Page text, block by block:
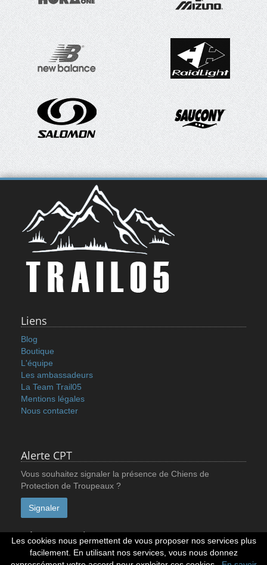
Liens
Blog
Boutique
L'équipe
Les ambassadeurs
La Team Trail05
Mentions légales
Nous contacter
Alerte CPT
Vous souhaitez signaler la présence de Chiens de
Protection de Troupeaux ?
Signaler
Réseaux sociaux
Les cookies nous permettent de vous proposer nos services plus
facilement. En utilisant nos services, vous nous donnez